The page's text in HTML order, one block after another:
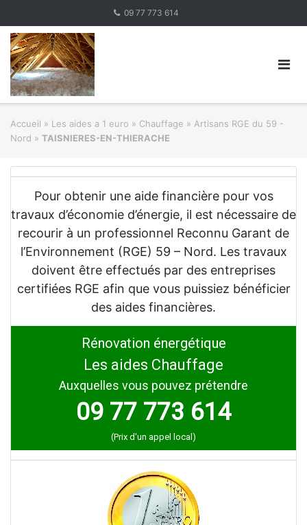
content
09 77 773 614
Accueil » Les aides a 1 euro » Chauffage » Artisans RGE du 59 -
Nord » TAISNIERES-EN-THIERACHE
Pour obtenir une aide financière pour vos
travaux d’économie d’énergie, il est nécessaire de
recourir à un professionnel Reconnu Garant de
l’Environnement (RGE) 59 – Nord. Les travaux
doivent être effectués par des entreprises
certifiées RGE afin que vous puissiez bénéficier
des aides financières.
Rénovation énergétique
Les aides Chauffage
Auxquelles vous pouvez prétendre
09 77 773 614
(Prix d'un appel local)